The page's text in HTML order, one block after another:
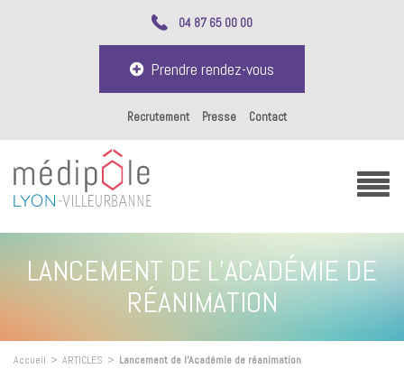
04 87 65 00 00
Prendre rendez-vous
Recrutement Presse Contact
LANCEMENT DE L’ACADÉMIE DE
RÉANIMATION
Accueil > ARTICLES > Lancement de l’Académie de réanimation